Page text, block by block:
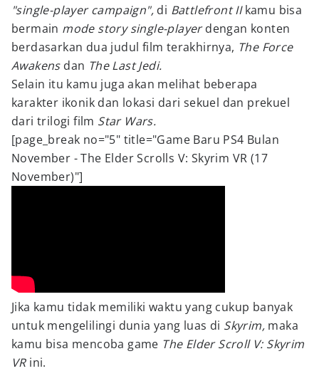
"single-player campaign", di Battlefront IIkamu bisa
bermain mode story single-playerdengan konten
berdasarkan dua judul film terakhirnya, The Force
Awakensdan The Last Jedi.
Selain itu kamu juga akan melihat beberapa
karakter ikonik dan lokasi dari sekuel dan prekuel
dari trilogi film Star Wars.
[page_break no="5" title="Game Baru PS4 Bulan
November - The Elder Scrolls V: Skyrim VR (17
November)"]
Jika kamu tidak memiliki waktu yang cukup banyak
untuk mengelilingi dunia yang luas di Skyrim, maka
kamu bisa mencoba game The Elder Scroll V: Skyrim
VRini.